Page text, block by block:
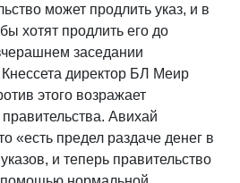
может продлить указ, и в
хотят продлить его до
заседании
директор БЛ Меир
этого возражает
Авихай
«есть предел раздаче денег в
и теперь правительство